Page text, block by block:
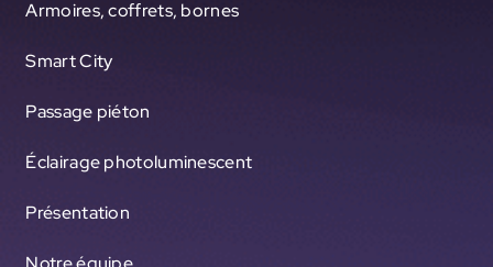
Armoires, coffrets, bornes
Smart City
Passage piéton
Éclairage photoluminescent
Présentation